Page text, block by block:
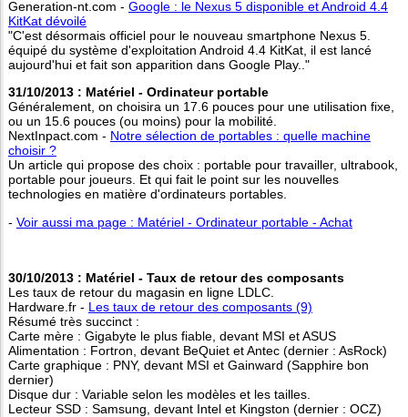
Generation-nt.com - Google : le Nexus 5 disponible et Android 4.4
KitKat dévoilé
"C'est désormais officiel pour le nouveau smartphone Nexus 5.
équipé du système d'exploitation Android 4.4 KitKat, il est lancé
aujourd'hui et fait son apparition dans Google Play.."
31/10/2013 : Matériel - Ordinateur portable
Généralement, on choisira un 17.6 pouces pour une utilisation fixe,
ou un 15.6 pouces (ou moins) pour la mobilité.
NextInpact.com - Notre sélection de portables : quelle machine
choisir ?
Un article qui propose des choix : portable pour travailler, ultrabook,
portable pour joueurs. Et qui fait le point sur les nouvelles
technologies en matière d'ordinateurs portables.
- Voir aussi ma page : Matériel - Ordinateur portable - Achat
30/10/2013 : Matériel - Taux de retour des composants
Les taux de retour du magasin en ligne LDLC.
Hardware.fr - Les taux de retour des composants (9)
Résumé très succinct :
Carte mère : Gigabyte le plus fiable, devant MSI et ASUS
Alimentation : Fortron, devant BeQuiet et Antec (dernier : AsRock)
Carte graphique : PNY, devant MSI et Gainward (Sapphire bon
dernier)
Disque dur : Variable selon les modèles et les tailles.
Lecteur SSD : Samsung, devant Intel et Kingston (dernier : OCZ)